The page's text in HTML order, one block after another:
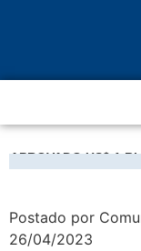
APROVADO US$ 1
Postado por
26/04/2023